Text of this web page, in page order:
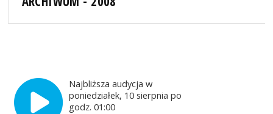
Najbliższa audycja w
poniedziałek, 10 sierpnia po
godz. 01:00